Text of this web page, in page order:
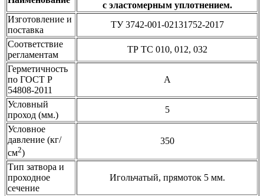
с эластомерным уплотнением.
Изготовление и
поставка
ТУ 3742-001-02131752-2017
Соответствие
регламентам
ТР ТС 010, 012, 032
Герметичность
по ГОСТ Р
54808-2011
А
Условный
проход (мм.)
5
Условное
давление (кг/
см2)
350
Тип затвора и
проходное
сечение
Игольчатый, прямоток 5 мм.